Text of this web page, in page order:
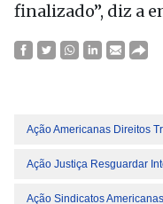
finalizado”, diz a
Ação Americanas Direitos
Ação Justiça Resguardar
Ação Sindicatos